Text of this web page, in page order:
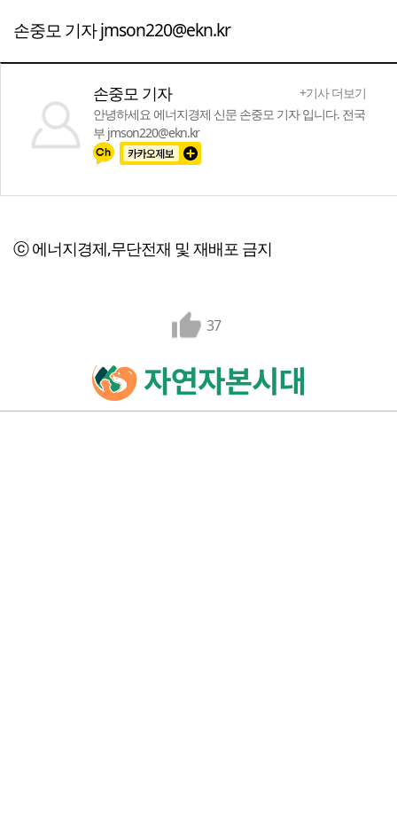
손중모 기자 jmson220@ekn.kr
손중모 기자
+기사 더보기
안녕하세요 에너지경제 신문 손중모 기자 입니다. 전국
부 jmson220@ekn.kr
ⓒ 에너지경제,무단전재 및 재배포 금지
37